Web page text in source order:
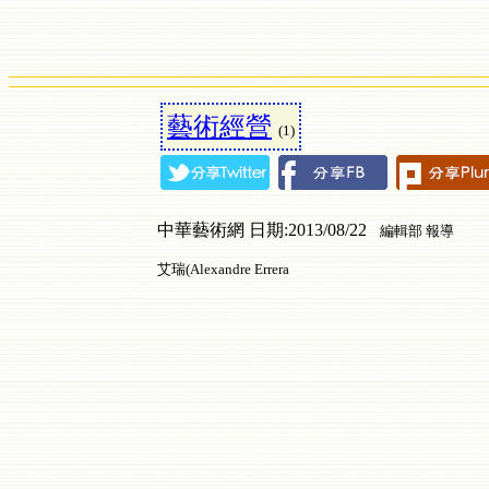
藝術經營 (1)
中華藝術網 日期:2013/08/22 編輯部 報導
艾瑞(Alexandre Errera